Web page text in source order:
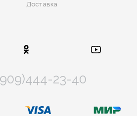
Доставка
23-40